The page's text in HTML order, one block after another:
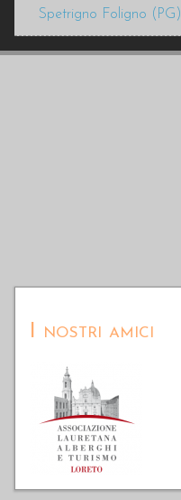
Spetrigno Foligno (PG)
I nostri amici